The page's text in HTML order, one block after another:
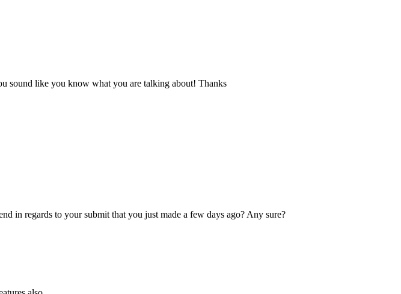
sound like you know what you are talking about! Thanks
in regards to your submit that you just made a few days ago? Any sure?